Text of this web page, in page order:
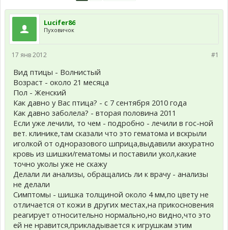
Lucifer86
Пуховичок
#1
17 янв 2012
Вид птицы - Волнистый
Возраст - около 21 месяца
Пол - Женский
Как давно у Вас птица? - с 7 сентября 2010 года
Как давно заболела? - вторая половина 2011
Если уже лечили, то чем - подробно - лечили в гос-ной
вет. клинике,там сказали что это гематома и вскрыли
иголкой от одноразового шприца,выдавили аккуратно
кровь из шишки/гематомы и поставили укол,какие
точно уколы уже не скажу
Делали ли анализы, обращались ли к врачу - анализы
не делали
Симптомы - шишка толщиной около 4 мм,по цвету не
отличается от кожи в других местах,на прикосновения
реагирует относительно нормально,но видно,что это
ей не нравится,прикладывается к игрушкам этим